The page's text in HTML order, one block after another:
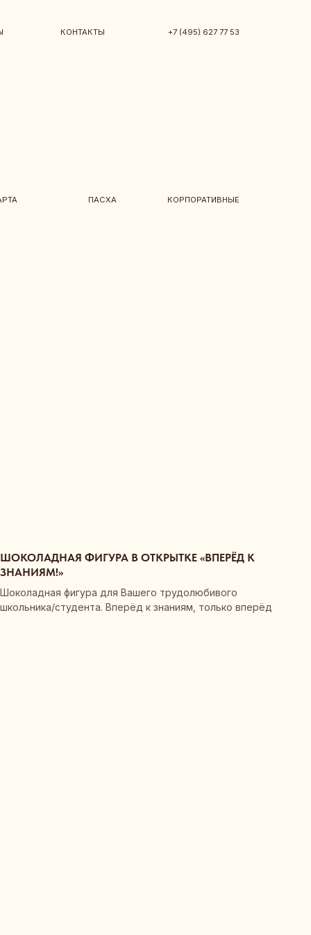
+7 (495) 627 77 53
ШОКОЛАДНАЯ ФИГУРА В ОТКРЫТКЕ «ВПЕРЁД К
ЗНАНИЯМ!»
Шоколадная фигура для Вашего трудолюбивого
школьника/студента. Вперёд к знаниям, только вперёд